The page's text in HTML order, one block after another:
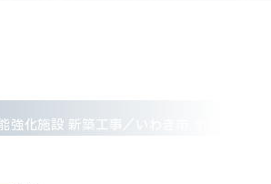
強化施設 新築工事／いわき市 小名浜